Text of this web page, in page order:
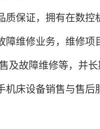
保证，拥有在数控
障维修业务，维修项
及故障维修等，并长
床设备销售与售后